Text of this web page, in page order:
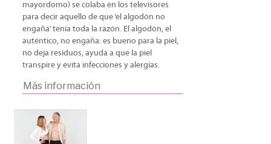
mayordomo) se colaba en los televisores
para decir aquello de que ‘el algodón no
engaña’ tenía toda la razón. El algodón, el
auténtico, no engaña: es bueno para la piel,
no deja residuos, ayuda a que la piel
transpire y evita infecciones y alergias.
Más información